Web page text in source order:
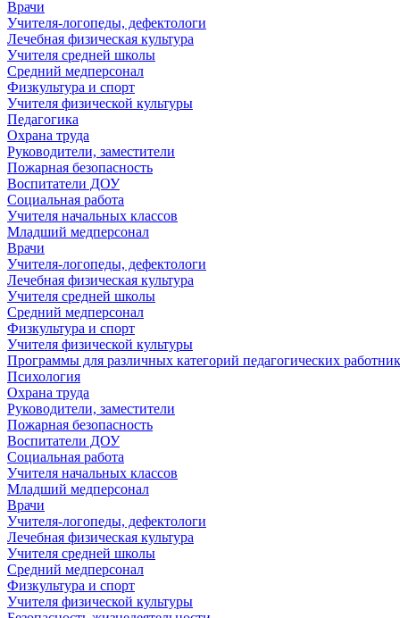
Врачи
Учителя-логопеды, дефектологи
Лечебная физическая культура
Учителя средней школы
Средний медперсонал
Физкультура и спорт
Учителя физической культуры
Педагогика
Охрана труда
Руководители, заместители
Пожарная безопасность
Воспитатели ДОУ
Социальная работа
Учителя начальных классов
Младший медперсонал
Врачи
Учителя-логопеды, дефектологи
Лечебная физическая культура
Учителя средней школы
Средний медперсонал
Физкультура и спорт
Учителя физической культуры
Программы для различных категорий педагогических
Психология
Охрана труда
Руководители, заместители
Пожарная безопасность
Воспитатели ДОУ
Социальная работа
Учителя начальных классов
Младший медперсонал
Врачи
Учителя-логопеды, дефектологи
Лечебная физическая культура
Учителя средней школы
Средний медперсонал
Физкультура и спорт
Учителя физической культуры